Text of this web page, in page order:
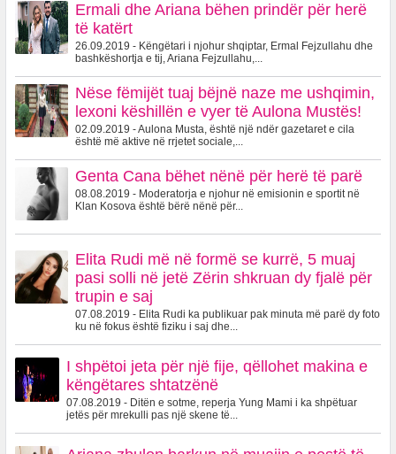
Ermali dhe Ariana bëhen prindër për herë
të katërt
26.09.2019 - Këngëtari i njohur shqiptar, Ermal Fejzullahu dhe
bashkëshortja e tij, Ariana Fejzullahu,...
Nëse fëmijët tuaj bëjnë naze me ushqimin,
lexoni këshillën e vyer të Aulona Mustës!
02.09.2019 - Aulona Musta, është një ndër gazetaret e cila
është më aktive në rrjetet sociale,...
Genta Cana bëhet nënë për herë të parë
08.08.2019 - Moderatorja e njohur në emisionin e sportit në
Klan Kosova është bërë nënë për...
Elita Rudi më në formë se kurrë, 5 muaj
pasi solli në jetë Zërin shkruan dy fjalë për
trupin e saj
07.08.2019 - Elita Rudi ka publikuar pak minuta më parë dy foto
ku në fokus është fiziku i saj dhe...
I shpëtoi jeta për një fije, qëllohet makina e
këngëtares shtatzënë
07.08.2019 - Ditën e sotme, reperja Yung Mami i ka shpëtuar
jetës për mrekulli pas një skene të...